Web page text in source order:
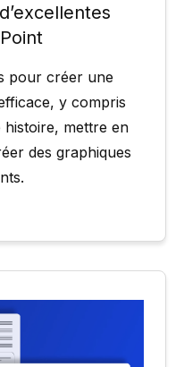
pour créer une
y compris
mettre en
des graphiques